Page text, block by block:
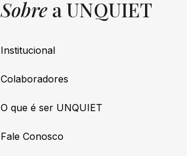
Sobre a UNQUIET
Institucional
Colaboradores
O que é ser UNQUIET
Fale Conosco